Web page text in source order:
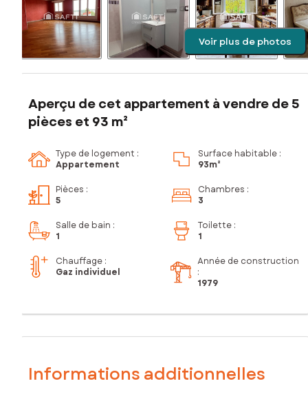
Voir plus de photos
Aperçu de cet appartement à vendre de 5
pièces et 93 m²
Type de logement :
Appartement
Surface habitable :
93m²
Pièces :
5
Chambres :
3
Salle de bain :
1
Toilette :
1
Chauffage :
Gaz individuel
Année de construction
:
1979
Informations additionnelles